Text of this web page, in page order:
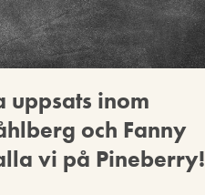
uppsats inom
och Fanny
vi på Pineberry!